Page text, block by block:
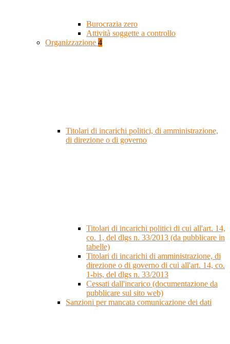
Burocrazia zero
Attività soggette a controllo
Organizzazione 4
Titolari di incarichi politici, di amministrazione,
di direzione o di governo
Titolari di incarichi politici di cui all'art. 14,
co. 1, del dlgs n. 33/2013 (da pubblicare in
tabelle)
Titolari di incarichi di amministrazione, di
direzione o di governo di cui all'art. 14, co.
1-bis, del dlgs n. 33/2013
Cessati dall'incarico (documentazione da
pubblicare sul sito web)
Sanzioni per mancata comunicazione dei dati